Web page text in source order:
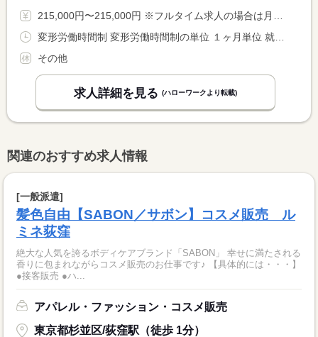
215,000円〜215,000円 ※フルタイム求人の場合は月額（換算額）、パート求人の場合は時間額を表示しています。
その他
求人詳細を見る (ハローワークより転載)
関連のおすすめ求人情報
[一般派遣]
髪色自由【SABON／サボン】コスメ販売 ル
ミネ荻窪
絶大な人気を誇るボディケアブランド「SABON」 幸せに満たされる
香りに包まれながらコスメ販売のお仕事です♪ 【具体的には・・・】
●接客販売 ●ハ...
アパレル・ファッション・コスメ販売
東京都杉並区/荻窪駅（徒歩 1分）